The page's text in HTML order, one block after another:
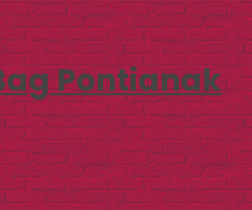
Pontianak